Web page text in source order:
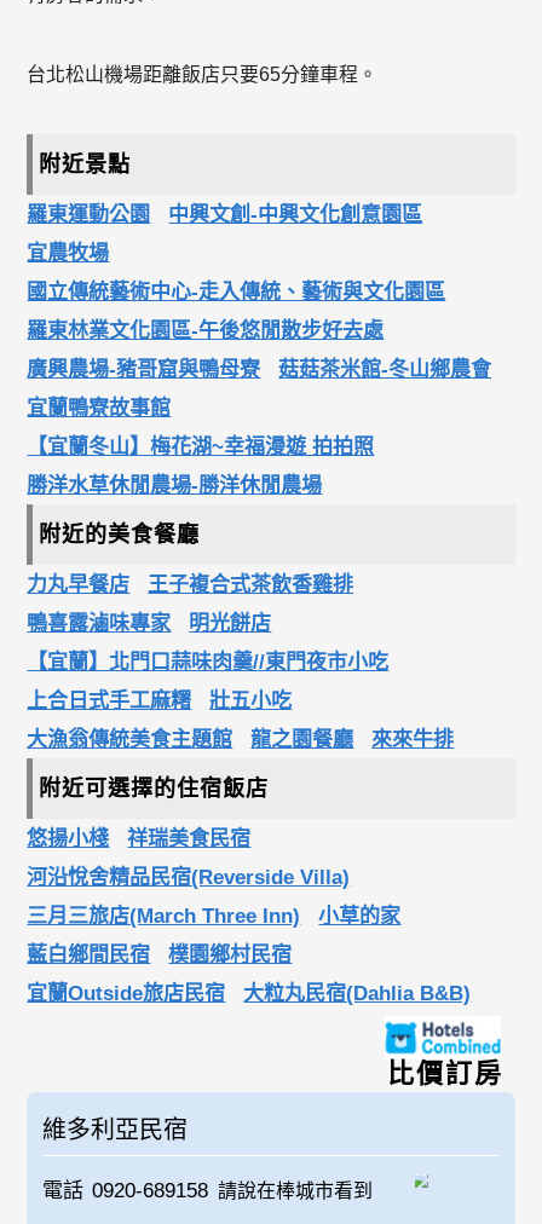
台北松山機場距離飯店只要65分鐘車程。
附近景點
羅東運動公園
中興文創-中興文化創意園區
宜農牧場
國立傳統藝術中心-走入傳統、藝術與文化園區
羅東林業文化園區-午後悠閒散步好去處
廣興農場-豬哥窟與鴨母寮
菇菇茶米館-冬山鄉農會
宜蘭鴨寮故事館
【宜蘭冬山】梅花湖~幸福漫遊 拍拍照
勝洋水草休閒農場-勝洋休閒農場
附近的美食餐廳
力丸早餐店
王子複合式茶飲香雞排
鴨喜露滷味專家
明光餅店
【宜蘭】北門口蒜味肉羹//東門夜市小吃
上合日式手工麻糬
壯五小吃
大漁翁傳統美食主題館
龍之園餐廳 來來牛排
附近可選擇的住宿飯店
悠揚小棧
祥瑞美食民宿
河沿悅舍精品民宿(Reverside Villa)
三月三旅店(March Three Inn)
小草的家
藍白鄉間民宿
樸園鄉村民宿
宜蘭Outside旅店民宿
大粒丸民宿(Dahlia B&B)
比價訂房
維多利亞民宿
電話 0920-689158 請說在棒城市看到